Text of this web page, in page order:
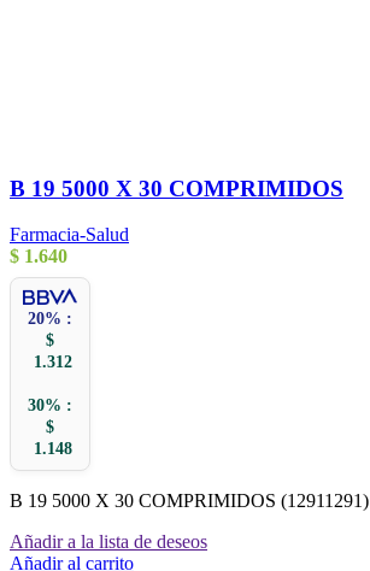
B 19 5000 X 30 COMPRIMIDOS
Farmacia-Salud
$ 1.640
20% :
$
1.312
30% :
$
1.148
B 19 5000 X 30 COMPRIMIDOS (12911291)
Añadir a la lista de deseos
Añadir al carrito